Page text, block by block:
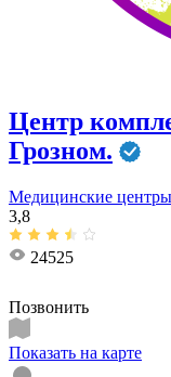
Центр
Грозном.
Медицинские
3,8
24525
Позвонить
Показать на карте